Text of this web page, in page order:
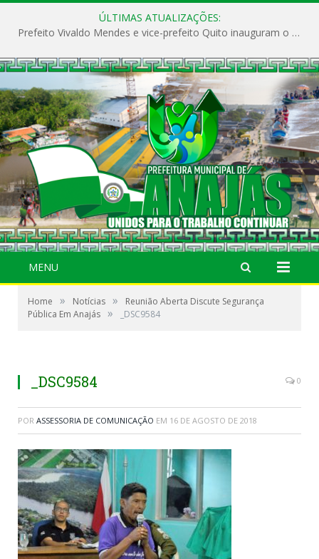
ÚLTIMAS ATUALIZAÇÕES:
Prefeito Vivaldo Mendes e vice-prefeito Quito inauguram o CAPS e fortalecem a saúde pública em Anajás.
MENU
Home » Notícias »
Reunião Aberta Discute Segurança
Pública Em Anajás » _DSC9584
_DSC9584 0
POR ASSESSORIA DE COMUNICAÇÃO EM 16 DE AGOSTO DE 2018